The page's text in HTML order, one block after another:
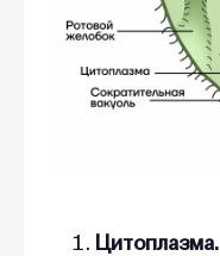
Цитоплазма.